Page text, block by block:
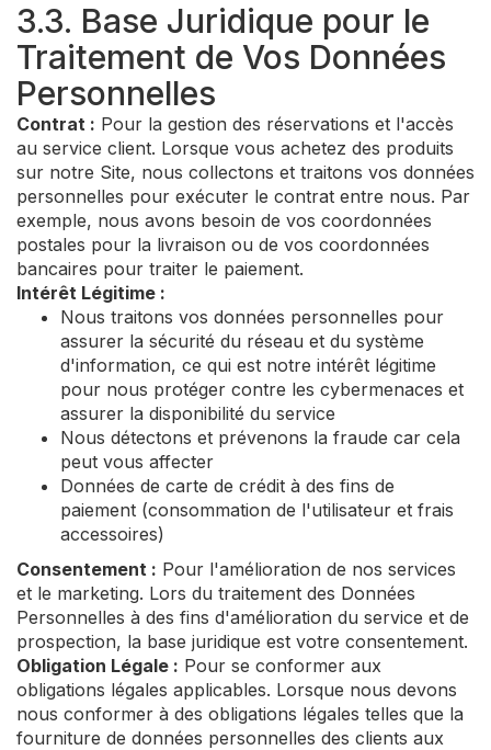
3.3. Base Juridique pour le
Traitement de Vos Données
Personnelles
Contrat : Pour la gestion des réservations et l'accès
au service client. Lorsque vous achetez des produits
sur notre Site, nous collectons et traitons vos données
personnelles pour exécuter le contrat entre nous. Par
exemple, nous avons besoin de vos coordonnées
postales pour la livraison ou de vos coordonnées
bancaires pour traiter le paiement.
Intérêt Légitime :
Nous traitons vos données personnelles pour
assurer la sécurité du réseau et du système
d'information, ce qui est notre intérêt légitime
pour nous protéger contre les cybermenaces et
assurer la disponibilité du service
Nous détectons et prévenons la fraude car cela
peut vous affecter
Données de carte de crédit à des fins de
paiement (consommation de l'utilisateur et frais
accessoires)
Consentement : Pour l'amélioration de nos services
et le marketing. Lors du traitement des Données
Personnelles à des fins d'amélioration du service et de
prospection, la base juridique est votre consentement.
Obligation Légale : Pour se conformer aux
obligations légales applicables. Lorsque nous devons
nous conformer à des obligations légales telles que la
fourniture de données personnelles des clients aux